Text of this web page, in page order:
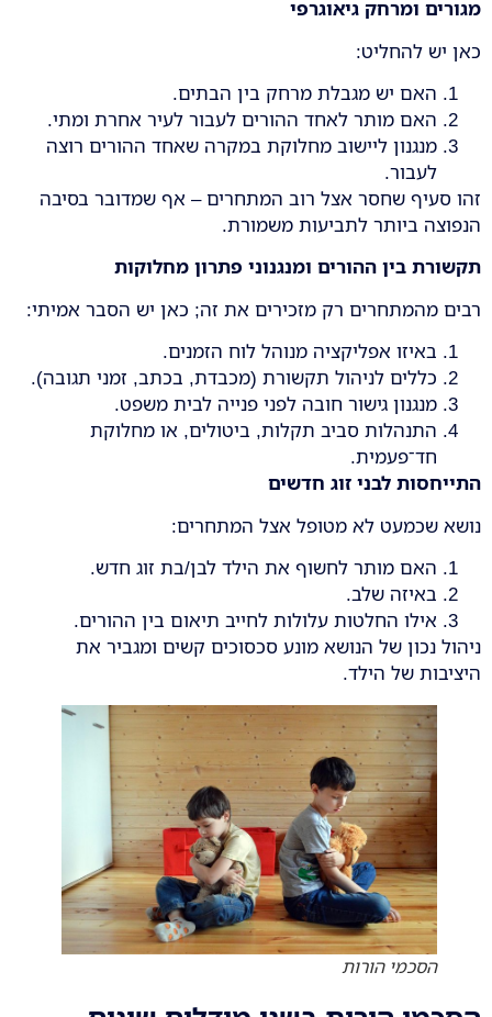
מגורים ומרחק גיאוגרפי
כאן יש להחליט:
האם יש מגבלת מרחק בין הבתים.
האם מותר לאחד ההורים לעבור לעיר אחרת ומתי.
מנגנון ליישוב מחלוקת במקרה שאחד ההורים רוצה
לעבור.
זהו סעיף שחסר אצל רוב המתחרים – אף שמדובר בסיבה
הנפוצה ביותר לתביעות משמורת.
תקשורת בין ההורים ומנגנוני פתרון מחלוקות
רבים מהמתחרים רק מזכירים את זה; כאן יש הסבר אמיתי:
באיזו אפליקציה מנוהל לוח הזמנים.
כללים לניהול תקשורת (מכבדת, בכתב, זמני תגובה).
מנגנון גישור חובה לפני פנייה לבית משפט.
התנהלות סביב תקלות, ביטולים, או מחלוקת
חד־פעמית.
התייחסות לבני זוג חדשים
נושא שכמעט לא מטופל אצל המתחרים:
האם מותר לחשוף את הילד לבן/בת זוג חדש.
באיזה שלב.
אילו החלטות עלולות לחייב תיאום בין ההורים.
ניהול נכון של הנושא מונע סכסוכים קשים ומגביר את
היציבות של הילד.
הסכמי הורות